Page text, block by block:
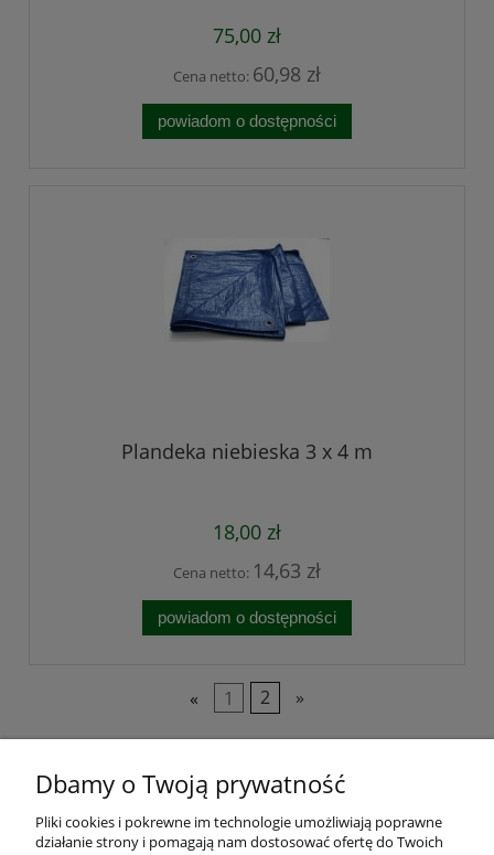
75,00 zł
Cena netto: 60,98 zł
powiadom o dostępności
Plandeka niebieska 3 x 4 m
18,00 zł
Cena netto: 14,63 zł
powiadom o dostępności
« 1 2 »
Zwroty
Dbamy o Twoją prywatność
Pliki cookies i pokrewne im technologie umożliwiają poprawne
działanie strony i pomagają nam dostosować ofertę do Twoich